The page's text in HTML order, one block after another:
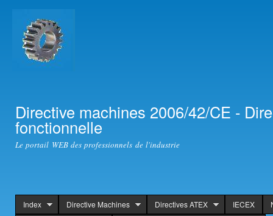
Directive machines 2006/42/CE -
fonctionnelle
Le portail WEB des professionnels de l'industrie
header
Index Directive Machines Directives ATEX IECEX